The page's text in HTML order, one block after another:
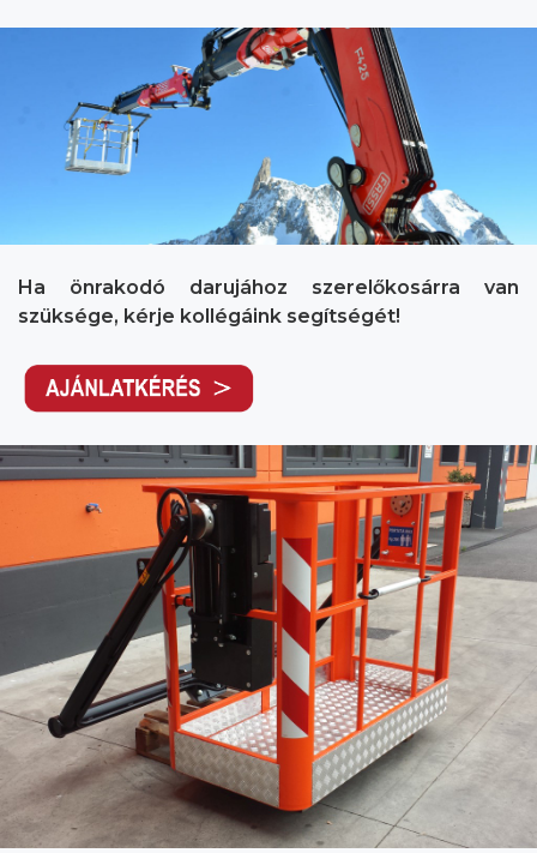
Ha önrakodó darujához szerelőkosárra van
szüksége, kérje kollégáink segítségét!